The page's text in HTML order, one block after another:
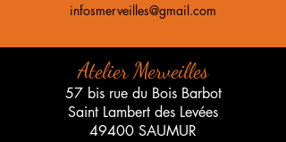
infosmerveilles@gmail.com
Atelier Merveilles
57 bis rue du Bois Barbot
Saint Lambert des Levées
49400 SAUMUR